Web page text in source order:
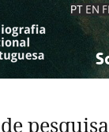
PT EN
pesquisa